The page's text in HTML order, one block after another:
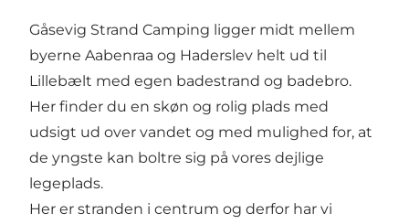
Gåsevig Strand Camping ligger midt mellem
byerne Aabenraa og Haderslev helt ud til
Lillebælt med egen badestrand og badebro.
Her finder du en skøn og rolig plads med
udsigt ud over vandet og med mulighed for, at
de yngste kan boltre sig på vores dejlige
legeplads.
Her er stranden i centrum og derfor har vi